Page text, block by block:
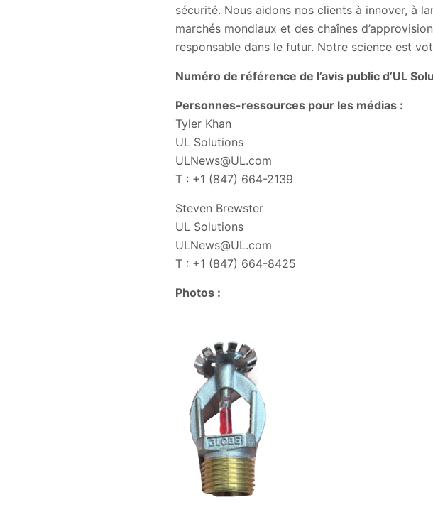
sécurité. Nous aidons nos clients à innover, à
marchés mondiaux et des chaînes
responsable dans le futur. Notre science est
Numéro de référence de l’avis public d’UL
Personnes-ressources pour les médias :
Tyler Khan
UL Solutions
ULNews@UL.com
T : +1 (847) 664-2139
Steven Brewster
UL Solutions
ULNews@UL.com
T : +1 (847) 664-8425
Photos :